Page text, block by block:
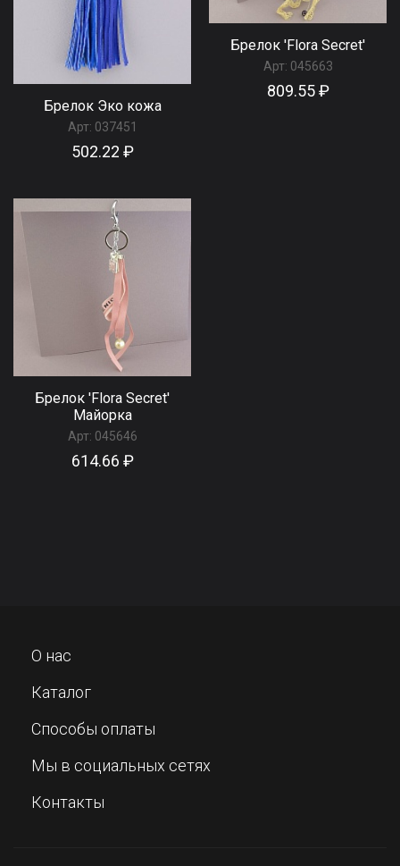
Брелок Эко кожа
Арт: 037451
502.22 ₽
Брелок 'Flora Secret'
Арт: 045663
809.55 ₽
Брелок 'Flora Secret'
Майорка
Арт: 045646
614.66 ₽
О нас
Каталог
Способы оплаты
Мы в социальных сетях
Контакты